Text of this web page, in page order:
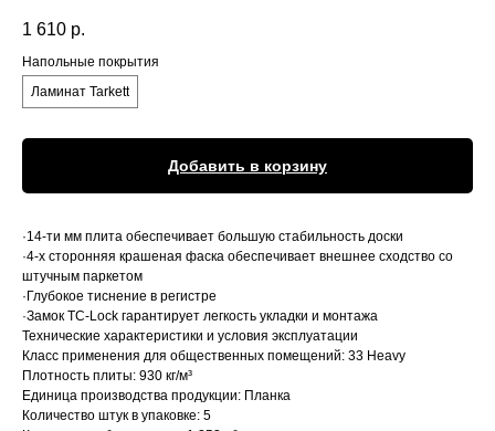
1 610 р.
Напольные покрытия
Ламинат Tarkett
Добавить в корзину
·14-ти мм плита обеспечивает большую стабильность доски
·4-х сторонняя крашеная фаска обеспечивает внешнее сходство со
штучным паркетом
·Глубокое тиснение в регистре
·Замок TC-Lock гарантирует легкость укладки и монтажа
Технические характеристики и условия эксплуатации
Класс применения для общественных помещений: 33 Heavy
Плотность плиты: 930 кг/м³
Единица производства продукции: Планка
Количество штук в упаковке: 5